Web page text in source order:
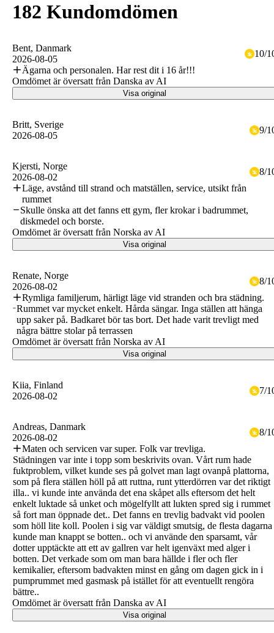
182 Kundomdömen
Bent, Danmark
2026-08-05
10/
Ägarna och personalen. Har rest dit i 16 år!!!
Omdömet är översatt från Danska av AI
Visa original
Britt, Sverige
2026-08-05
9/
Kjersti, Norge
2026-08-02
8/
Läge, avstånd till strand och matställen, service, utsikt från
rummet
Skulle önska att det fanns ett gym, fler krokar i badrummet,
diskmedel och borste.
Omdömet är översatt från Norska av AI
Visa original
Renate, Norge
2026-08-02
8/
Rymliga familjerum, härligt läge vid stranden och bra städning.
Rummet var mycket enkelt. Hårda sängar. Inga ställen att hänga
upp saker på. Badkaret bör tas bort. Det hade varit trevligt med
några bättre stolar på terrassen
Omdömet är översatt från Norska av AI
Visa original
Kiia, Finland
2026-08-02
7/
Andreas, Danmark
2026-08-02
8/
Maten och servicen var super. Folk var trevliga.
Städningen var inte i topp som beskrivits ovan. Vårt rum hade
fuktproblem, vilket kunde ses på golvet man lagt ovanpå plattorna,
som på flera ställen höll på att ruttna, runt ytterdörren var det riktigt
illa.. vi kunde inte använda det ena skåpet alls eftersom det helt
enkelt luktade så unket och mögelfyllt att lukten spred sig i rummet
så fort man öppnade det.. Det fanns en trevlig badvakt vid poolen
som höll lite koll. Poolen i sig var väldigt smutsig, de flesta dagarna
kunde man knappt se botten.. och vi använde den sparsamt, vår
dotter upptäckte att ett av gallren var helt igenväxt med alger i
botten. Det verkade som om man bara hällde i fler och fler
kemikalier, eftersom badvakten minst en gång om dagen gick in i
pumprummet med gasmask på istället för att eventuellt rengöra
bättre..
Omdömet är översatt från Danska av AI
Visa original